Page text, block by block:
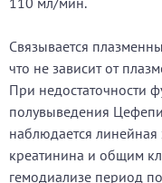
Связывается
что не зависит от
При недостаточности
полувыведения
наблюдается
креатинина и общим
гемодиализе период